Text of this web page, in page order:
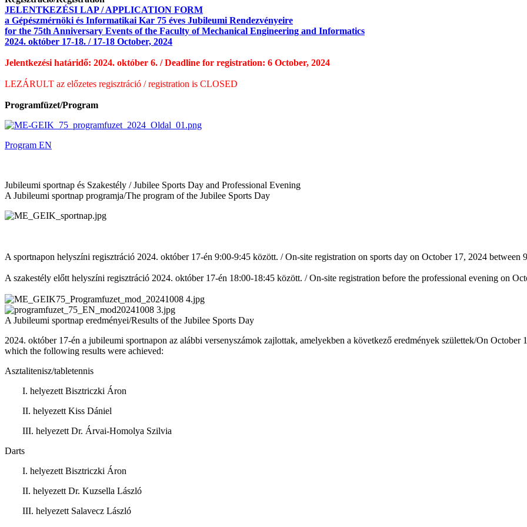
JELENTKEZÉSI LAP / APPLICATION FORM
a Gépészmérnöki és Informatikai Kar 75 éves Jubileumi Rendezvényeire
for the 75th Anniversary Events of the Faculty of Mechanical Engineering and Informatics
2024. október 17-18. / 17-18 October, 2024
Jelentkezési határidő: 2024. október 6. /Deadline for registration: 6 October, 2024
LEZÁRULT az előzetes regisztráció /registration is CLOSED
Programfüzet/Program
Program EN
Jubileumi sportnap és Szakestély / Jubilee Sports Day and Professional Evening
A Jubileumi sportnap programja/The program of the Jubilee Sports Day
A sportnapon helyszíni regisztráció 2024. október 17-én 9:00-9:45 között. / On-site registration on sports day on October 17, 2024 between
A szakestély előtt helyszíni regisztráció 2024. október 17-én 18:00-18:45 között. / On-site registration before the professional evening on
A Jubileumi sportnap eredményei/Results of the Jubilee Sports Day
2024. október 17-én a jubileumi sportnapon az alábbi versenyszámok zajlottak, amelyekben a következő eredmények születtek/On October
which the following results were achieved:
Asztalitenisz/tabletennis
I. helyezett Bisztriczki Áron
II. helyezett Kiss Dániel
III. helyezett Dr. Árvai-Homolya Szilvia
Darts
I. helyezett Bisztriczki Áron
II. helyezett Dr. Kuzsella László
III. helyezett Salavecz László